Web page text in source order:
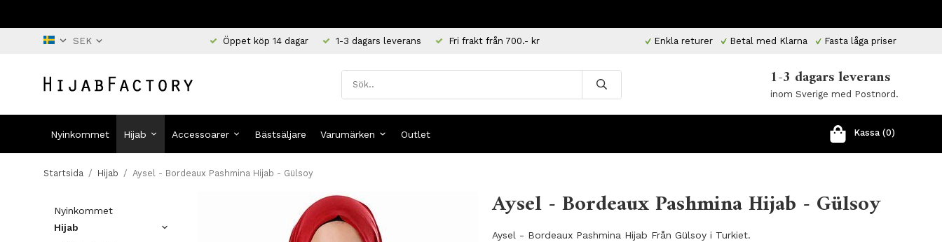
Öppet köp 14 dagar 1-3 dagars leverans Fri frakt från 700.- kr Enkla returer Betal med Klarna Fasta låga priser
1-3 dagars leverans
inom Sverige med Postnord.
Nyinkommet Hijab Accessoarer Bästsäljare Varumärken Outlet Kassa (0)
Startsida / Hijab / Aysel - Bordeaux Pashmina Hijab - Gülsoy
Nyinkommet
Hijab
Aysel - Bordeaux Pashmina Hijab - Gülsoy
Aysel - Bordeaux Pashmina Hijab Från Gülsoy i Turkiet.